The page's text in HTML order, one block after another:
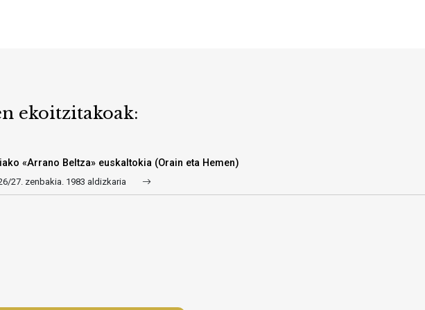
ekoitzitakoak:
«Arrano Beltza» euskaltokia (Orain eta Hemen)
27. zenbakia. 1983 aldizkaria